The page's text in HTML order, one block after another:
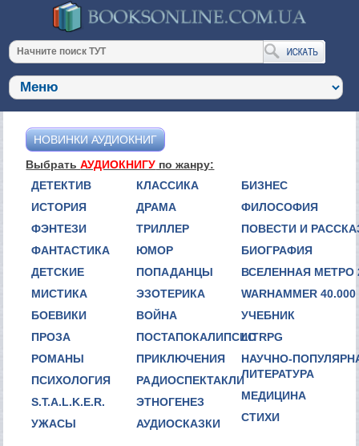
НОВИНКИ АУДИОКНИГ
ВыбратьАУДИОКНИГУ по жанру:
ДЕТЕКТИВ
ИСТОРИЯ
ФЭНТЕЗИ
ФАНТАСТИКА
ДЕТСКИЕ
МИСТИКА
БОЕВИКИ
ПРОЗА
РОМАНЫ
ПСИХОЛОГИЯ
S.T.A.L.K.E.R.
УЖАСЫ
КЛАССИКА
ДРАМА
ТРИЛЛЕР
ЮМОР
ПОПАДАНЦЫ
ЭЗОТЕРИКА
ВОЙНА
ПОСТАПОКАЛИПСИС
ПРИКЛЮЧЕНИЯ
РАДИОСПЕКТАКЛИ
ЭТНОГЕНЕЗ
АУДИОСКАЗКИ
БИЗНЕС
ФИЛОСОФИЯ
ПОВЕСТИ И
БИОГРАФИЯ
ВСЕЛЕННАЯ МЕТРО
WARHAMMER 40.000
УЧЕБНИК
LITRPG
НАУЧНО-
ЛИТЕРАТУРА
МЕДИЦИНА
СТИХИ